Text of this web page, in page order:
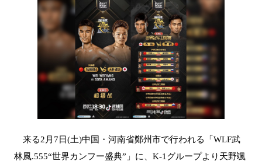
来る2月7日(土)中国・河南省鄭州市で行われる「WLF武
林風.555“世界カンフー盛典”」に、K-1グループより天野颯